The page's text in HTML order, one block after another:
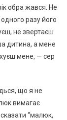
обра жався. Не
разу його
не звертаєш
дитина, а мене
мене, — сер
що я не
вимагає
“малюк,